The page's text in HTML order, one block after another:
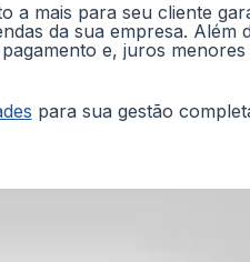
a mais para seu cliente
da sua empresa. Além
e, juros
para sua gestão